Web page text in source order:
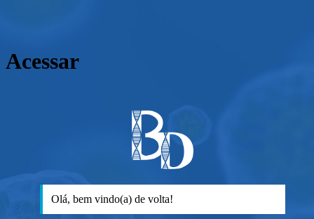
Acessar
Olá, bem vindo(a) de volta!